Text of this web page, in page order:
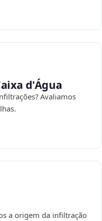
d'Água
Avaliamos
a origem da infiltração